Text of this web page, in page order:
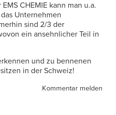
CHEMIE kann man u.a.
Unternehmen
sind 2/3 der
ein ansehnlicher Teil in
und zu bennenen
in der Schweiz!
Kommentar melden